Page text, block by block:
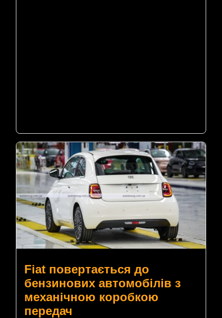
Fiat повертається до
бензинових автомобілів з
механічною коробкою
передач